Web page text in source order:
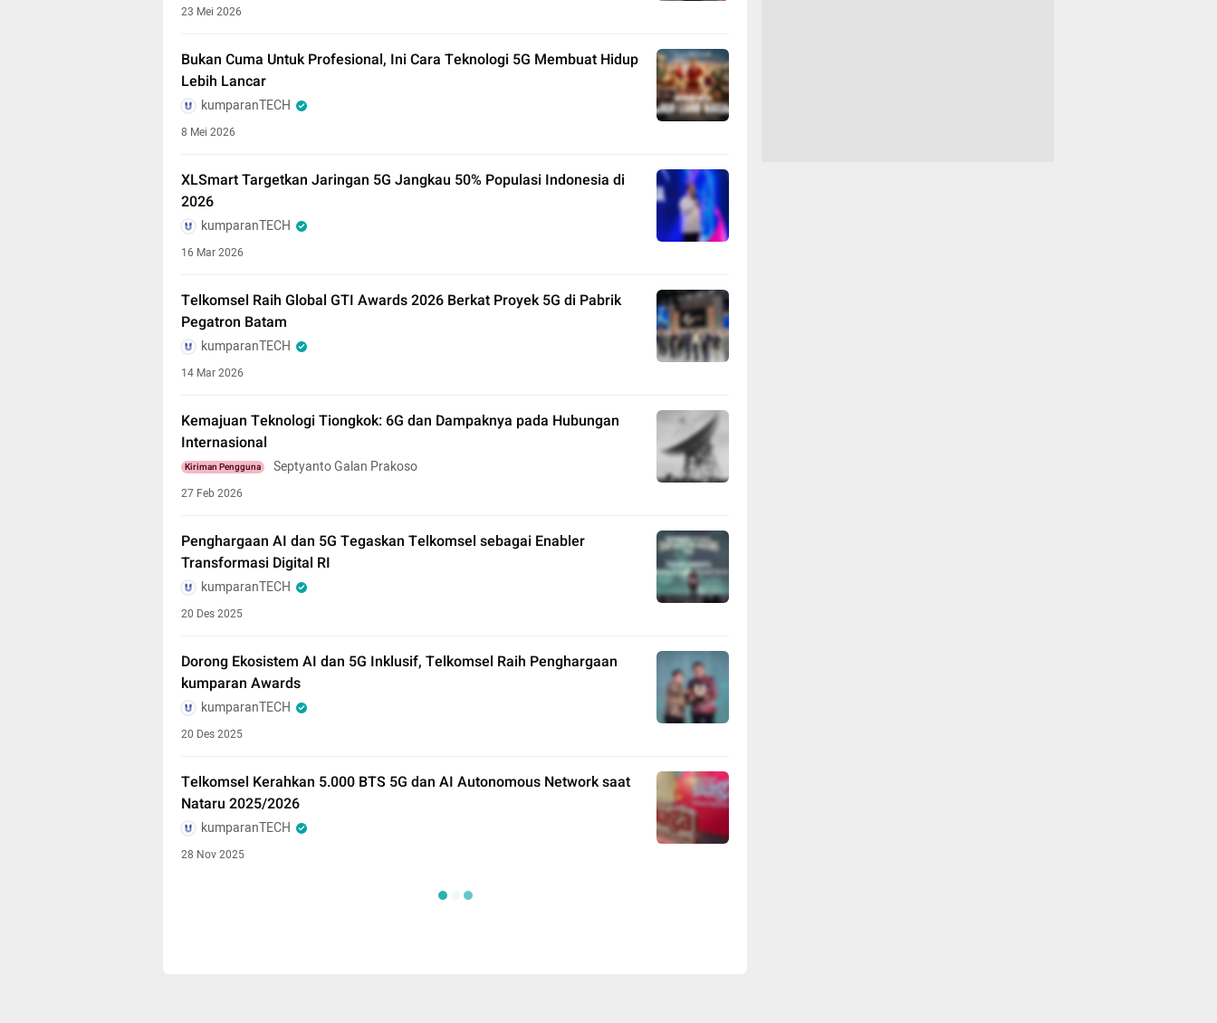
23 Mei 2026
Bukan Cuma Untuk Profesional, Ini Cara Teknologi 5G Membuat Hidup
Lebih Lancar
kumparanTECH
8 Mei 2026
XLSmart Targetkan Jaringan 5G Jangkau 50% Populasi Indonesia di
2026
kumparanTECH
16 Mar 2026
Telkomsel Raih Global GTI Awards 2026 Berkat Proyek 5G di Pabrik
Pegatron Batam
kumparanTECH
14 Mar 2026
Kemajuan Teknologi Tiongkok: 6G dan Dampaknya pada Hubungan
Internasional
Kiriman Pengguna Septyanto Galan Prakoso
27 Feb 2026
Penghargaan AI dan 5G Tegaskan Telkomsel sebagai Enabler
Transformasi Digital RI
kumparanTECH
20 Des 2025
Dorong Ekosistem AI dan 5G Inklusif, Telkomsel Raih Penghargaan
kumparan Awards
kumparanTECH
20 Des 2025
Telkomsel Kerahkan 5.000 BTS 5G dan AI Autonomous Network saat
Nataru 2025/2026
kumparanTECH
28 Nov 2025